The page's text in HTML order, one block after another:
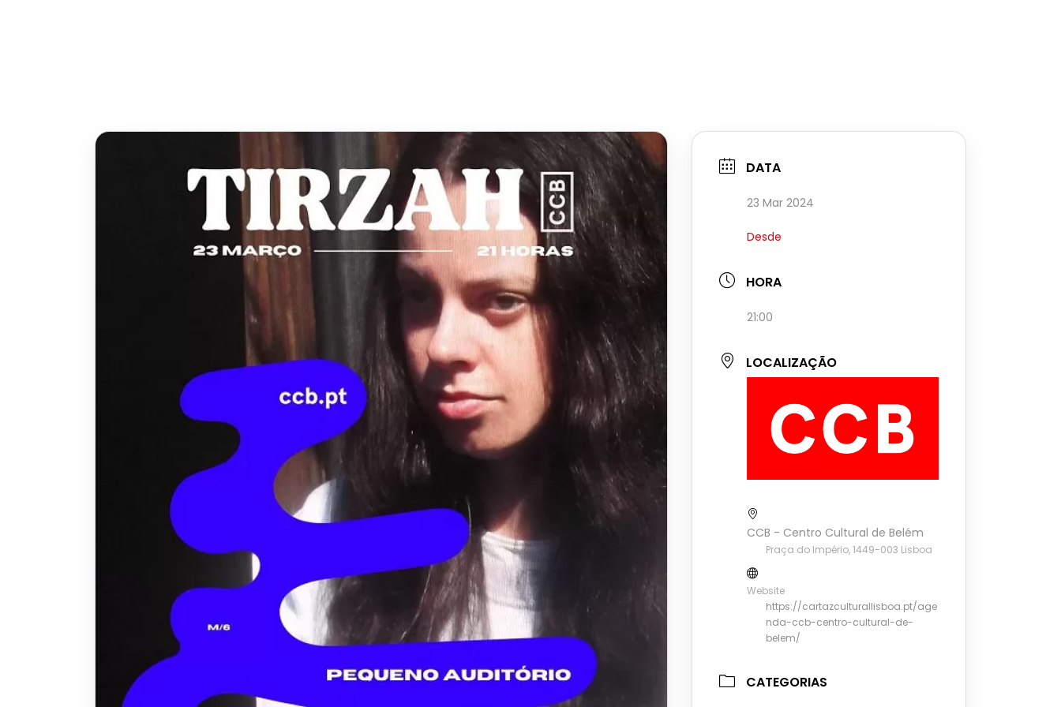
DATA
23 Mar 2024
Desde
HORA
21:00
LOCALIZAÇÃO
CCB - Centro Cultural de Belém
Praça do Império, 1449-003 Lisboa
Website
https://cartazculturallisboa.pt/age
nda-ccb-centro-cultural-de-
belem/
CATEGORIAS